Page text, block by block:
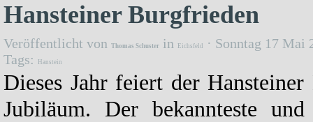
Hansteiner Burgfrieden
Veröffentlicht von Thomas Schuster in Eichsfeld
· Sonntag 17 Mai
Tags:
Hanstein
Dieses Jahr feiert der
Jubiläum. Der bekannteste